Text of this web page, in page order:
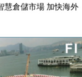
慧倉儲市場 加快海外
動前 男子攜槍彈被捕